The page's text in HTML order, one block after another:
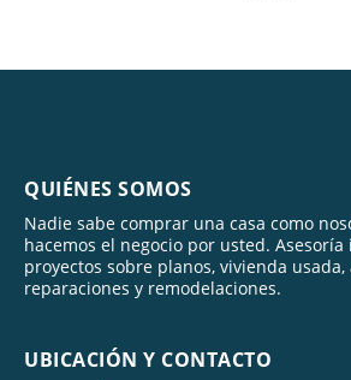
QUIÉNES SOMOS
Nadie sabe comprar una casa como
hacemos el negocio por usted.
proyectos sobre planos, vivienda usada,
reparaciones y remodelaciones.
UBICACIÓN Y CONTACTO